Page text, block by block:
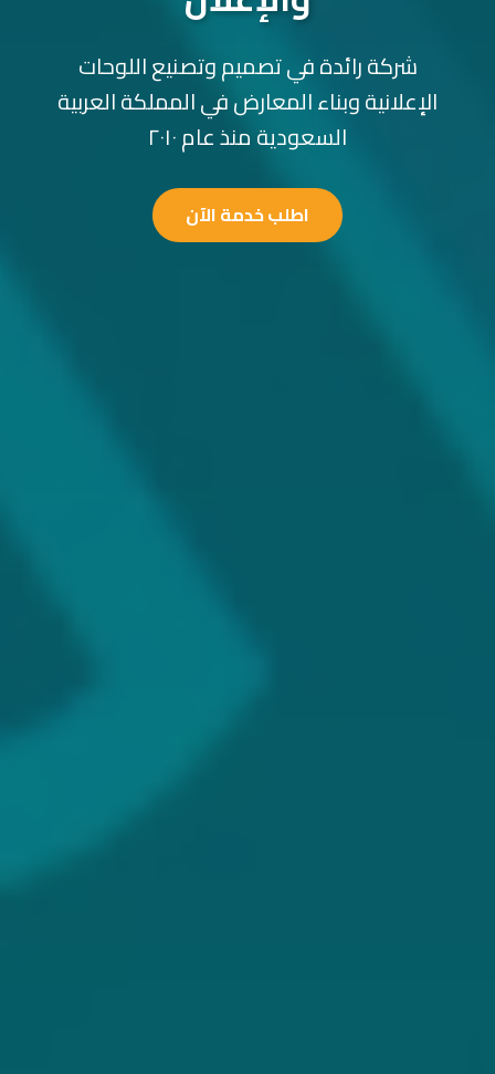
شركة رائدة في تصميم وتصنيع اللوحات
الإعلانية وبناء المعارض في المملكة العربية
السعودية منذ عام ٢٠١٠
اطلب خدمة الآن